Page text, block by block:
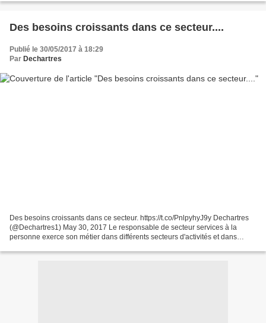
Des besoins croissants dans ce secteur....
Publié le 30/05/2017 à 18:29
Par Dechartres
Des besoins croissants dans ce secteur. https://t.co/PnlpyhyJ9y Dechartres
(@Dechartres1) May 30, 2017 Le responsable de secteur services à la
personne exerce son métier dans différents secteurs d'activités et dans